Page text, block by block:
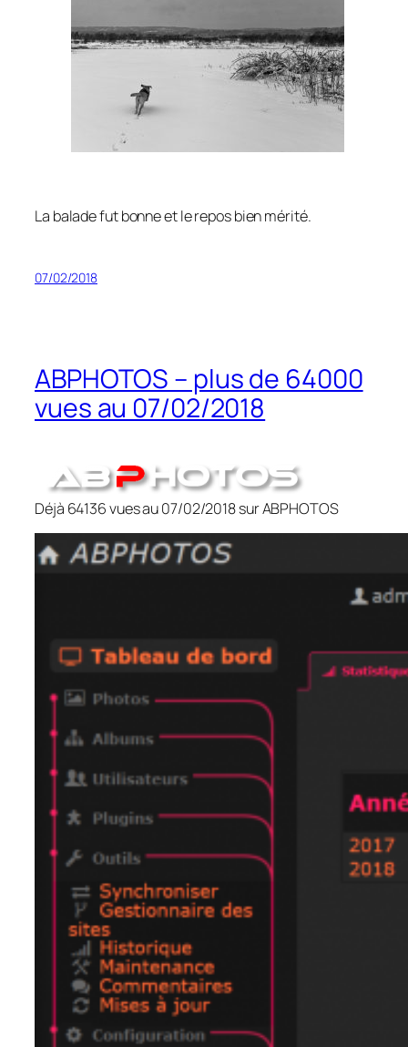
La balade fut bonne et le repos bien mérité.
07/02/2018
ABPHOTOS – plus de 64000
vues au 07/02/2018
Déjà 64136 vues au 07/02/2018 sur ABPHOTOS